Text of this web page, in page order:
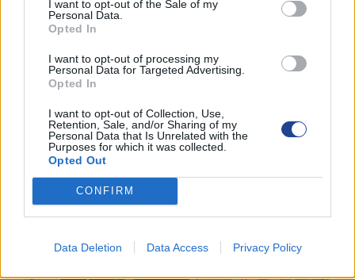
I want to opt-out of the Sale of my
Personal Data.
Opted In
I want to opt-out of processing my
Personal Data for Targeted Advertising.
Opted In
I want to opt-out of Collection, Use,
Retention, Sale, and/or Sharing of my
Personal Data that Is Unrelated with the
Purposes for which it was collected.
Opted Out
CONFIRM
Data Deletion Data Access Privacy Policy